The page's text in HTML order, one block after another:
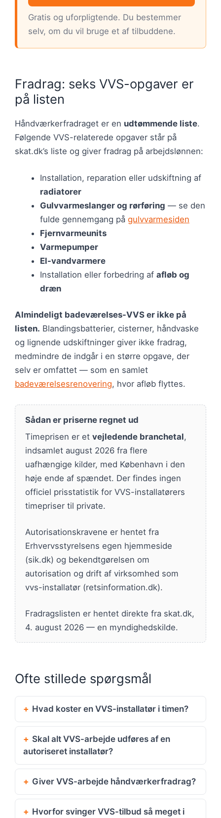
Gratis og uforpligtende. Du bestemmer
selv, om du vil bruge et af tilbuddene.
Fradrag: seks VVS-opgaver er
på listen
Håndværkerfradraget er en udtømmende liste.
Følgende VVS-relaterede opgaver står på
skat.dk’s liste og giver fradrag på arbejdslønnen:
Installation, reparation eller udskiftning af
radiatorer
Gulvvarmeslanger og rørføring — se den
fulde gennemgang på gulvvarmesiden
Fjernvarmeunits
Varmepumper
El-vandvarmere
Installation eller forbedring af afløb og
dræn
Almindeligt badeværelses-VVS er ikke på
listen. Blandingsbatterier, cisterner, håndvaske
og lignende udskiftninger giver ikke fradrag,
medmindre de indgår i en større opgave, der
selv er omfattet — som en samlet
badeværelsesrenovering, hvor afløb flyttes.
Sådan er priserne regnet ud
Timeprisen er et vejledende branchetal,
indsamlet august 2026 fra flere
uafhængige kilder, med København i den
høje ende af spændet. Der findes ingen
officiel prisstatistik for VVS-installatørers
timepriser til private.
Autorisationskravene er hentet fra
Erhvervsstyrelsens egen hjemmeside
(sik.dk) og bekendtgørelsen om
autorisation og drift af virksomhed som
vvs-installatør (retsinformation.dk).
Fradragslisten er hentet direkte fra skat.dk,
4. august 2026 — en myndighedskilde.
Ofte stillede spørgsmål
Hvad koster en VVS-installatør i timen?
Skal alt VVS-arbejde udføres af en
autoriseret installatør?
Giver VVS-arbejde håndværkerfradrag?
Hvorfor svinger VVS-tilbud så meget i